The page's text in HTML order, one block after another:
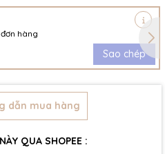
hàng
Sao chép
dẫn mua hàng
QUA SHOPEE :